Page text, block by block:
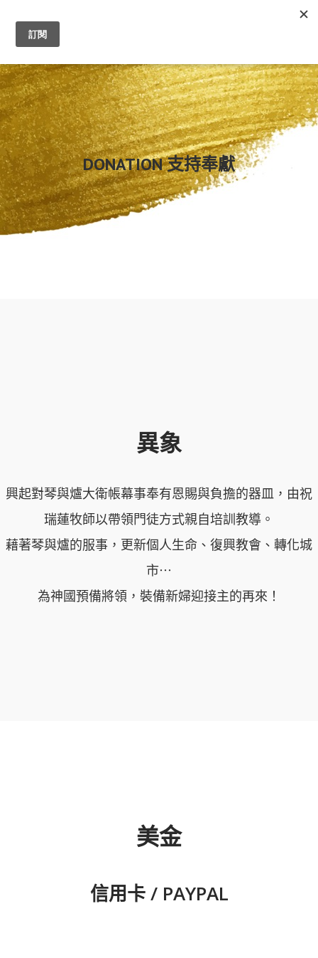
DONATION 支持奉獻
異象
興起對琴與爐大衛帳幕事奉有恩賜與負擔的器皿，由祝
瑞蓮牧師以帶領門徒方式親自培訓教導。
藉著琴與爐的服事，更新個人生命、復興教會、轉化城
市⋯
為神國預備將領，裝備新婦迎接主的再來！
美金
信用卡 / PAYPAL